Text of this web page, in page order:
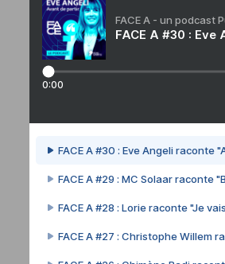
FACE A - un podcast
FACE A #30 :
0:00
FACE A #30 : Eve Angeli raconte
FACE A #29 : MC Solaar raconte
FACE A #28 : Lorie raconte "Je
FACE A #27 : Christophe Willem